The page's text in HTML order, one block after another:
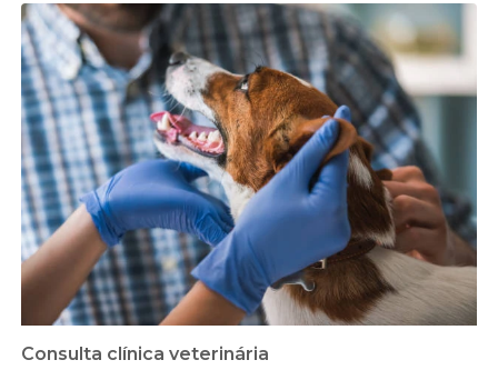
Consulta clínica veterinária